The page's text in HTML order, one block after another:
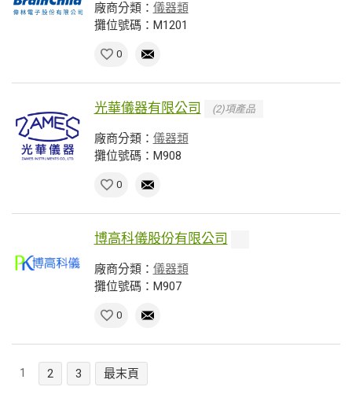
廠商分類： 儀器類
攤位號碼：M1201
0
光華儀器有限公司 (2)項產品
廠商分類： 儀器類
攤位號碼：M908
0
博高科儀股份有限公司
廠商分類： 儀器類
攤位號碼：M907
0
1 2 3 最末頁